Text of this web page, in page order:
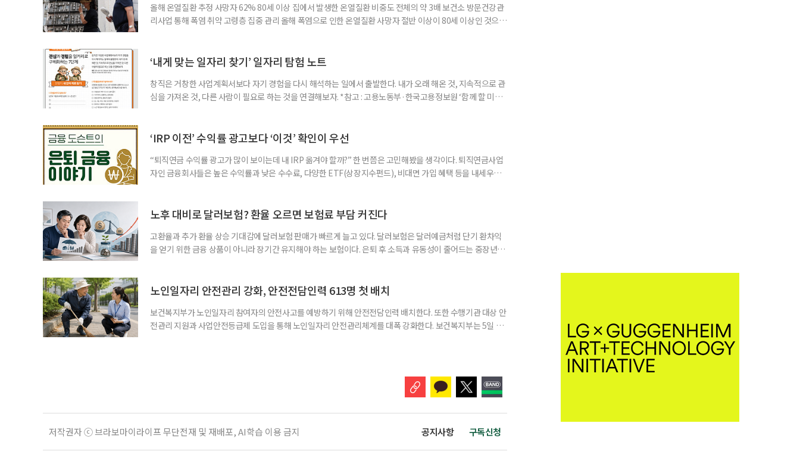
올해 온열질환 추정 사망자 62% 80세 이상 집에서 발생한 온열질환 비중도 전체의 약 3배 보건소 방문건강관
리사업 통해 폭염 취약 고령층 집중 관리 올해 폭염으로 인한 온열질환 사망자 절반 이상이 80세 이상인 것으로
고령층은 825명(33.8%), 80세 이상은 300명(12.3%)으로 집계됐다. 연령별 환자 수
‘내게 맞는 일자리 찾기’ 일자리 탐험 노트
창직은 거창한 사업계획서보다 자기 경험을 다시 해석하는 일에서 출발한다. 내가 오래 해온 것, 지속적으로 관
심을 가져온 것, 다른 사람이 필요로 하는 것을 연결해보자. *참고 : 고용노동부·한국고용정보원 ‘함께 할 미래
2._______________ 3._______________ ▷ 그중 내가 직접 해볼 만
‘IRP 이전’ 수익률 광고보다 ‘이것’ 확인이 우선
“퇴직연금 수익률 광고가 많이 보이는데 내 IRP 옮겨야 할까?” 한 번쯤은 고민해봤을 생각이다. 퇴직연금사업
자인 금융회사들은 높은 수익률과 낮은 수수료, 다양한 ETF(상장지수펀드), 비대면 가입 혜택 등을 내세우며
사들이 내세우는 퇴직연금 수익률은 눈에 잘 들어온다. 하지만 수익률 숫자는 기준에 따라달라질 수 있다.
노후 대비로 달러보험? 환율 오르면 보험료 부담 커진다
고환율과 추가 환율 상승 기대감에 달러보험 판매가 빠르게 늘고 있다. 달러보험은 달러예금처럼 단기 환차익
을 얻기 위한 금융 상품이 아니라 장기간 유지해야 하는 보험이다. 은퇴 후 소득과 유동성이 줄어드는 중장년층
집계됐다. 전년 동기 판매량인 2만2000건의 두 배를 웃도는 수준이다. 달러보험은 보험료를 달러로 내고
노인일자리 안전관리 강화, 안전전담인력 613명 첫 배치
보건복지부가 노인일자리 참여자의 안전사고를 예방하기 위해 안전전담인력 배치한다. 또한 수행기관 대상 안
전관리 지원과 사업안전등급제 도입을 통해 노인일자리 안전관리체계를 대폭 강화한다. 보건복지부는 5일 노
저작권자 ⓒ 브라보마이라이프 무단전재 및 재배포, AI학습 이용 금지 공지사항 구독신청